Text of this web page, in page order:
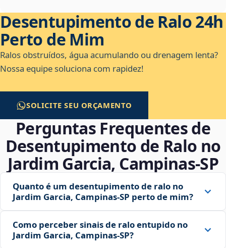
Desentupimento de Ralo 24h
Perto de Mim
Ralos obstruídos, água acumulando ou drenagem lenta?
Nossa equipe soluciona com rapidez!
SOLICITE SEU ORÇAMENTO
Perguntas Frequentes de
Desentupimento de Ralo no
Jardim Garcia, Campinas‑SP
Quanto é um desentupimento de ralo no
Jardim Garcia, Campinas‑SP perto de mim?
Como perceber sinais de ralo entupido no
Jardim Garcia, Campinas‑SP?